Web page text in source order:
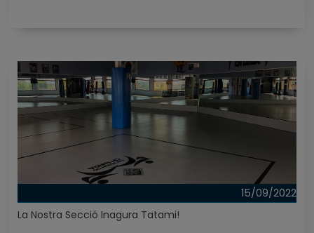
15/09/2022
La Nostra Secció Inagura Tatami!